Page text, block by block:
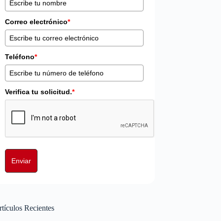
Correo electrónico*
Teléfono*
Verifica tu solicitud.*
Enviar
Recientes